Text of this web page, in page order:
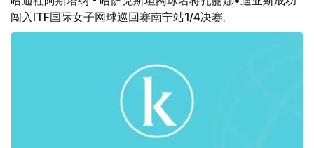
闯入ITF国际女子网球巡回赛南宁站1/4决赛。